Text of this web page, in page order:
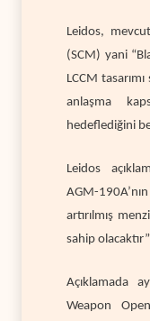
Leidos,
(SCM) yani
LCCM
anlaşma
hedeflediğini
Leidos
AGM-
artırılmış
sahip
Açıklamada
Weapon